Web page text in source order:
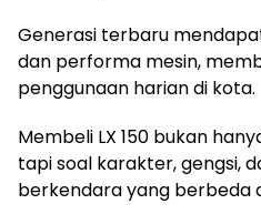
Generasi terbaru
dan performa mesin,
penggunaan harian di kota.
Membeli LX 150 bukan
tapi soal karakter, gengsi,
berkendara yang berbeda